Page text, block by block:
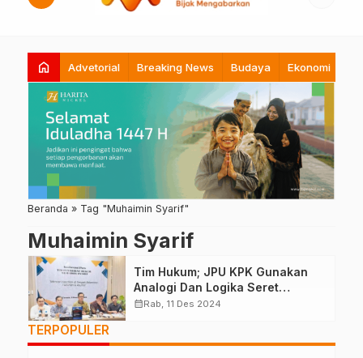
home Advetorial Breaking News Budaya Ekonomi
Beranda » Tag "Muhaimin Syarif"
Muhaimin Syarif
Tim Hukum; JPU KPK Gunakan
Analogi Dan Logika Seret
Muhaimin Syarif
calendar_monthRab, 11 Des 2024
TERPOPULER